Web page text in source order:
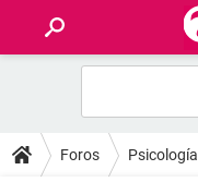
FOROS
Foros Psicología